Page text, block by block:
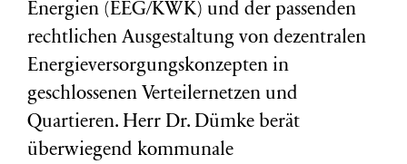
Energien (EEG/KWK) und der passenden
rechtlichen Ausgestaltung von dezentralen
Energieversorgungskonzepten in
geschlossenen Verteilernetzen und
Quartieren. Herr Dr. Dümke berät
überwiegend kommunale